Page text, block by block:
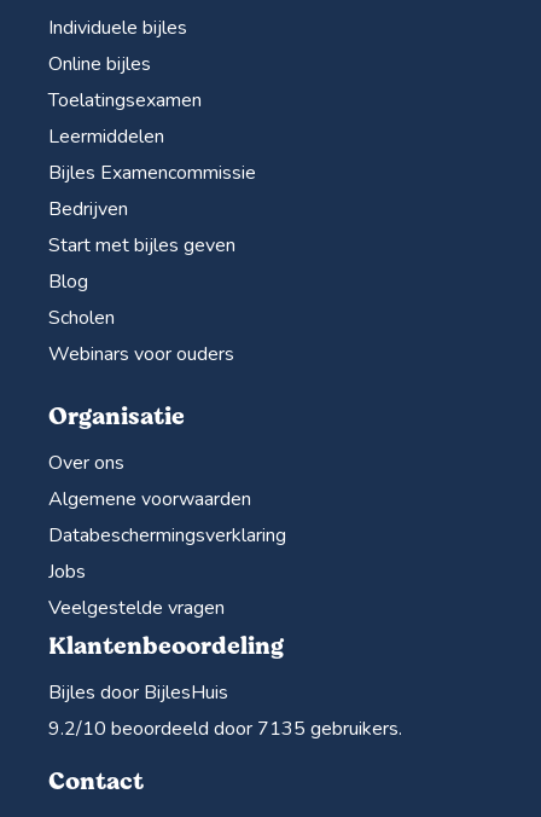
Individuele bijles
Online bijles
Toelatingsexamen
Leermiddelen
Bijles Examencommissie
Bedrijven
Start met bijles geven
Blog
Scholen
Webinars voor ouders
Organisatie
Over ons
Algemene voorwaarden
Databeschermingsverklaring
Jobs
Veelgestelde vragen
Klantenbeoordeling
Bijles door BijlesHuis
9.2/10 beoordeeld door 7135 gebruikers.
Contact